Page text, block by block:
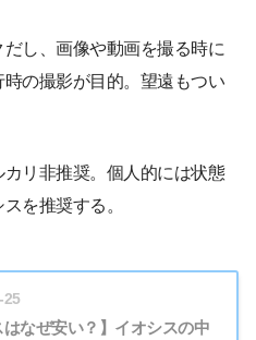
し、画像や動画を撮る時に
の撮影が目的。望遠もつい
リ非推奨。個人的には状態
を推奨する。
25
はなぜ安い？】イオシスの中